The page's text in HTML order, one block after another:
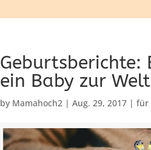
Geburtsberichte:
ein Baby zur
by Mamahoch2 |Aug. 29, 2017 |für